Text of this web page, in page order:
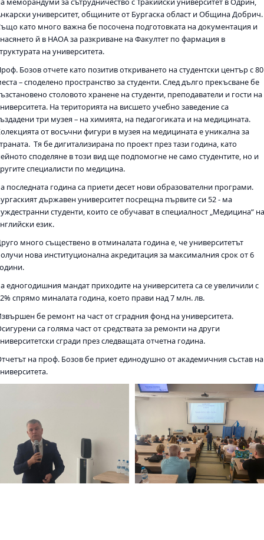
университет, общините от Бургаска област и Община Добрич.
като много важна бе посочена подготовката на документация и
й в НАОА за разкриване на Факултет по фармация в
на университета.
Бозов отчете като позитив откриването на студентски център с 80
– споделено пространство за студенти. След дълго прекъсване бе
столовото хранене на студенти, преподаватели и гости на
На територията на висшето учебно заведение са
три музея – на химията, на педагогиката и на медицината.
от восъчни фигури в музея на медицината е уникална за
Тя бе дигитализирана по проект през тази година, като
споделяне в този вид ще подпомогне не само студентите, но и
специалисти по медицина.
последната година са приети десет нови образователни програми.
държавен университет посрещна първите си 52 - ма
студенти, които се обучават в специалност „Медицина“
език.
много съществено в отминалата година е, че университетът
нова институционална акредитация за максималния срок от 6
едногодишния мандат приходите на университета са се увеличили с
спрямо миналата година, което прави над 7 млн. лв.
бе ремонт на част от сградния фонд на университета.
са голяма част от средствата за ремонти на други
сгради през следващата отчетна година.
на проф. Бозов бе приет единодушно от академичния състав на